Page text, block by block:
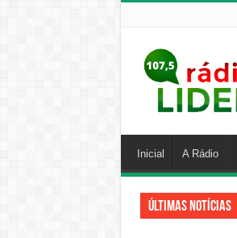
Inicial A Rádio
Últimas Notícias